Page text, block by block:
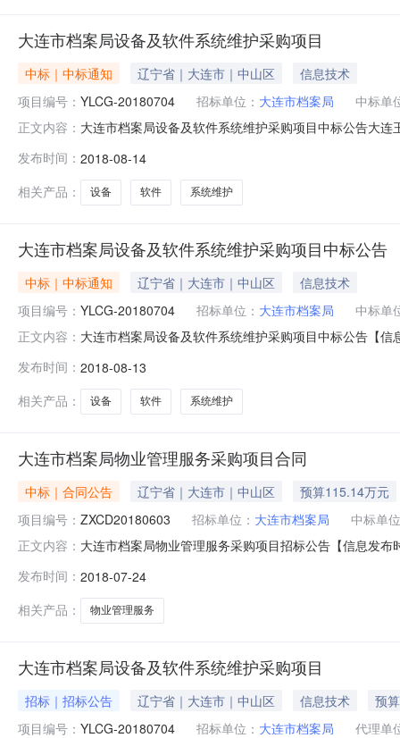
大连市档案局设备及软件系统维护采购项目
中标｜中标通知 辽宁省｜大连市｜中山区
信息技术
项目编号： YLCG-20180704 招标单位： 大连市档案局
中标单
正文内容： 大连市档案局设备及软件系统维护采购项目中标公告大
YLCG-201807043、招标人名称：大连市档案局地址：
19号306
发布时间： 2018-08-14
相关产品：
设备 软件 系统维护
大连市档案局设备及软件系统维护采购项目中标公告
中标｜中标通知 辽宁省｜大连市｜中山区
信息技术
项目编号： YLCG-20180704 招标单位： 大连市档案局
中标单
正文内容： 大连市档案局设备及软件系统维护采购项目中标公告【
结束，现将中标结果公告如下：1、项目名称：大连市档
49号电话
发布时间： 2018-08-13
相关产品：
设备 软件 系统维护
大连市档案局物业管理服务采购项目合同
中标｜合同公告 辽宁省｜大连市｜中山区
预算115.14万元
项目编号： ZXCD20180603 招标单位： 大连市档案局
中标单
正文内容： 大连市档案局物业管理服务采购项目招标公告【信息发
公开招标1.2项目名称：大连市档案局物业管理服务采购
标段名
发布时间： 2018-07-24
相关产品：
物业管理服务
大连市档案局设备及软件系统维护采购项目
招标｜招标公告 辽宁省｜大连市｜中山区 信息技术
预
项目编号： YLCG-20180704 招标单位： 大连市档案局
代理单